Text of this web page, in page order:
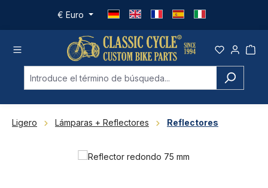
Saltar al contenido principal
€ Euro
Ligero Lámparas + Reflectores Reflectores
Omitir galería de imágenes